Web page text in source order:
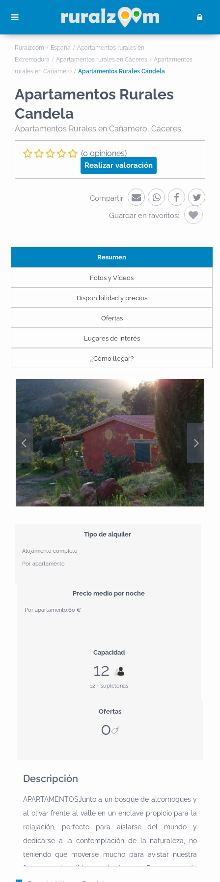
Ruralzoom España
Apartamentos rurales en
Extremadura
Apartamentos rurales en Cáceres
Apartamentos
rurales en Cañamero
Apartamentos Rurales Candela
Apartamentos Rurales
Candela
Apartamentos Rurales en Cañamero, Cáceres
(0 opiniones)
Realizar valoración
Compartir:
Guardar en favoritos:
Resumen
Fotos y Vídeos
Disponibilidad y precios
Ofertas
Lugares de interés
¿Cómo llegar?
Tipo de alquiler
Alojamiento completo
Por apartamento
Precio medio por noche
Por apartamento:60 €
Capacidad
12
12 + supletorias
Ofertas
0
Descripción
APARTAMENTOSJunto a un bosque de alcornoques y
al olivar frente al valle en un enclave propicio para la
relajación, perfecto para aislarse del mundo y
dedicarse a la contemplación de la naturaleza, no
teniendo que moverse mucho para avistar nuestra
fauna y un increible mundo de setas Disponemos de